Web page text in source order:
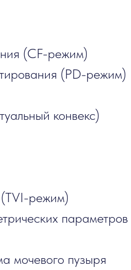
(CF-режим)
(PD-режим)
конвекс)
(TVI-режим)
параметров
мочевого пузыря